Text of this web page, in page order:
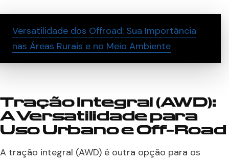
Versatilidade dos Offroad: Sua Importância
nas Áreas Rurais e no Meio Ambiente
Tração Integral (AWD):
A Versatilidade para
Uso Urbano e Off-Road
A tração integral (AWD) é outra opção para os